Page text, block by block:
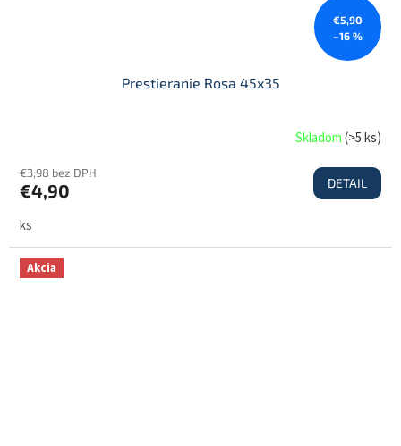
€5,90
–16 %
Prestieranie Rosa 45x35
Skladom(>5 ks)
€3,98 bez DPH
€4,90 DETAIL
ks
Akcia